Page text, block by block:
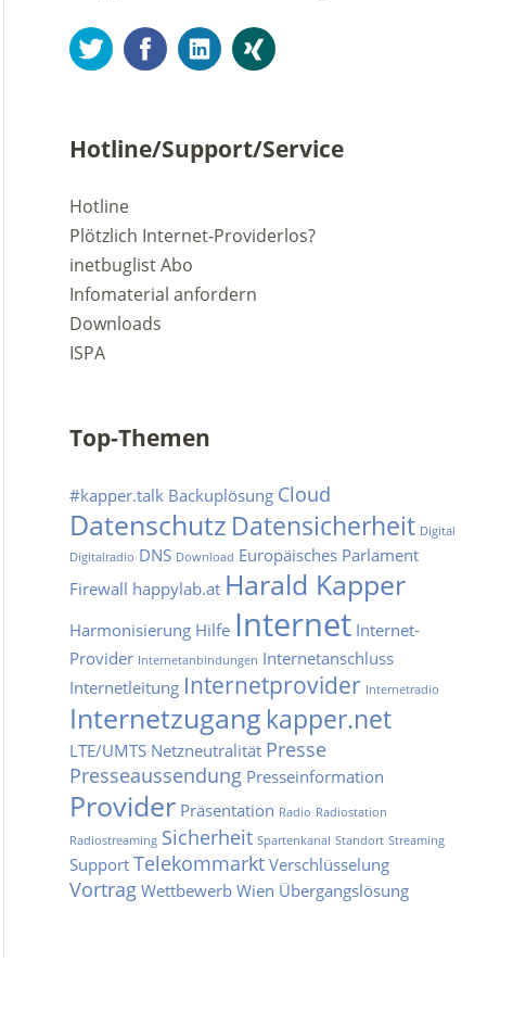
TwitterFacebookLinkedInXing
Hotline/Support/Service
Hotline
Plötzlich Internet-Providerlos?
inetbuglist Abo
Infomaterial anfordern
Downloads
ISPA
Top-Themen
#kapper.talk Backuplösung Cloud
Datenschutz Datensicherheit Digital
Digitalradio DNS Download Europäisches Parlament
Firewall happylab.at Harald Kapper
Harmonisierung Hilfe Internet Internet-
Provider Internetanbindungen Internetanschluss
Internetleitung Internetprovider Internetradio
Internetzugang kapper.net
LTE/UMTS Netzneutralität Presse
Presseaussendung Presseinformation
Provider Präsentation Radio Radiostation
Radiostreaming Sicherheit Spartenkanal Standort Streaming
Support Telekommarkt Verschlüsselung
Vortrag Wettbewerb Wien Übergangslösung